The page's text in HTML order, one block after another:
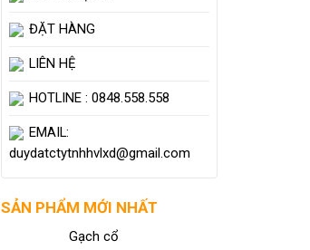
ĐẶT HÀNG
LIÊN HỆ
HOTLINE : 0848.558.558
EMAIL:
duydatctytnhhvlxd@gmail.com
SẢN PHẨM MỚI NHẤT
Gạch cổ